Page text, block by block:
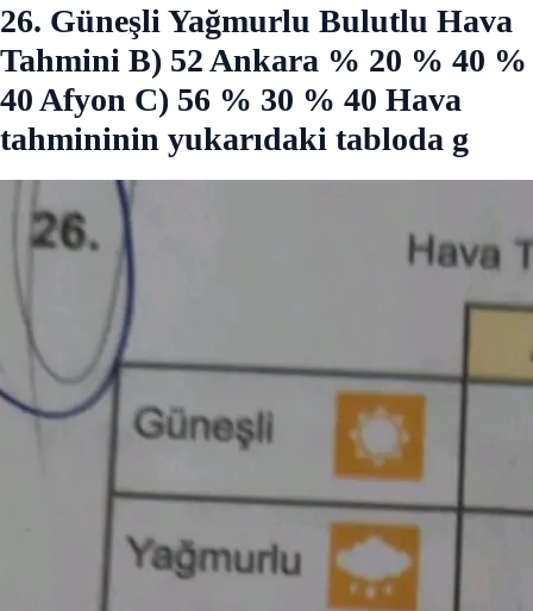
26. Güneşli Yağmurlu Bulutlu Hava
Tahmini B) 52 Ankara % 20 % 40 %
40 Afyon C) 56 % 30 % 40 Hava
tahmininin yukarıdaki tabloda g